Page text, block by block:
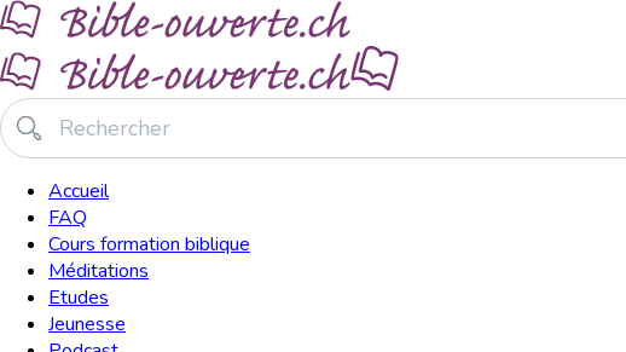
Accueil
FAQ
Cours formation biblique
Méditations
Etudes
Jeunesse